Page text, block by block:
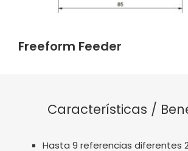
Freeform Feeder
Características /
Hasta 9 referencias diferentes